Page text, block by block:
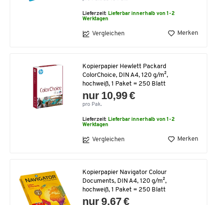
Lieferzeit: Lieferbar innerhalb von 1-2
Werktagen
Vergleichen Merken
Kopierpapier Hewlett Packard
ColorChoice, DIN A4, 120 g/m²,
hochweiß, 1 Paket = 250 Blatt
nur 10,99 €
pro Pak.
Lieferzeit: Lieferbar innerhalb von 1-2
Werktagen
Vergleichen Merken
Kopierpapier Navigator Colour
Documents, DIN A4, 120 g/m²,
hochweiß, 1 Paket = 250 Blatt
nur 9,67 €